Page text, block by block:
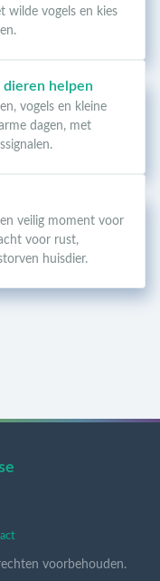
wilde vogels en kies
helpen
vogels en kleine
dagen, met
veilig moment voor
voor rust,
huisdier.
voorbehouden.